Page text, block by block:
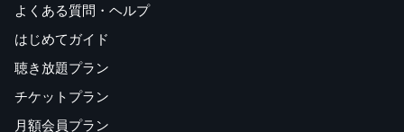
よくある質問・ヘルプ
はじめてガイド
聴き放題プラン
チケットプラン
月額会員プラン